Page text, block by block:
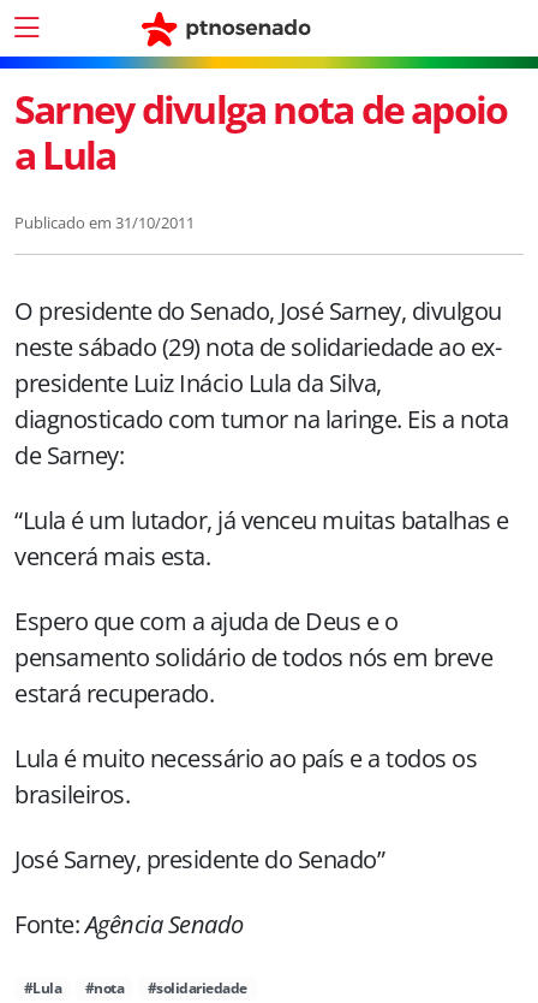
Sarney divulga nota de apoio
a Lula
Publicado em 31/10/2011
O presidente do Senado, José Sarney, divulgou
neste sábado (29) nota de solidariedade ao ex-
presidente Luiz Inácio Lula da Silva,
diagnosticado com tumor na laringe. Eis a nota
de Sarney:
“Lula é um lutador, já venceu muitas batalhas e
vencerá mais esta.
Espero que com a ajuda de Deus e o
pensamento solidário de todos nós em breve
estará recuperado.
Lula é muito necessário ao país e a todos os
brasileiros.
José Sarney, presidente do Senado”
Fonte:Agência Senado
#Lula #nota #solidariedade